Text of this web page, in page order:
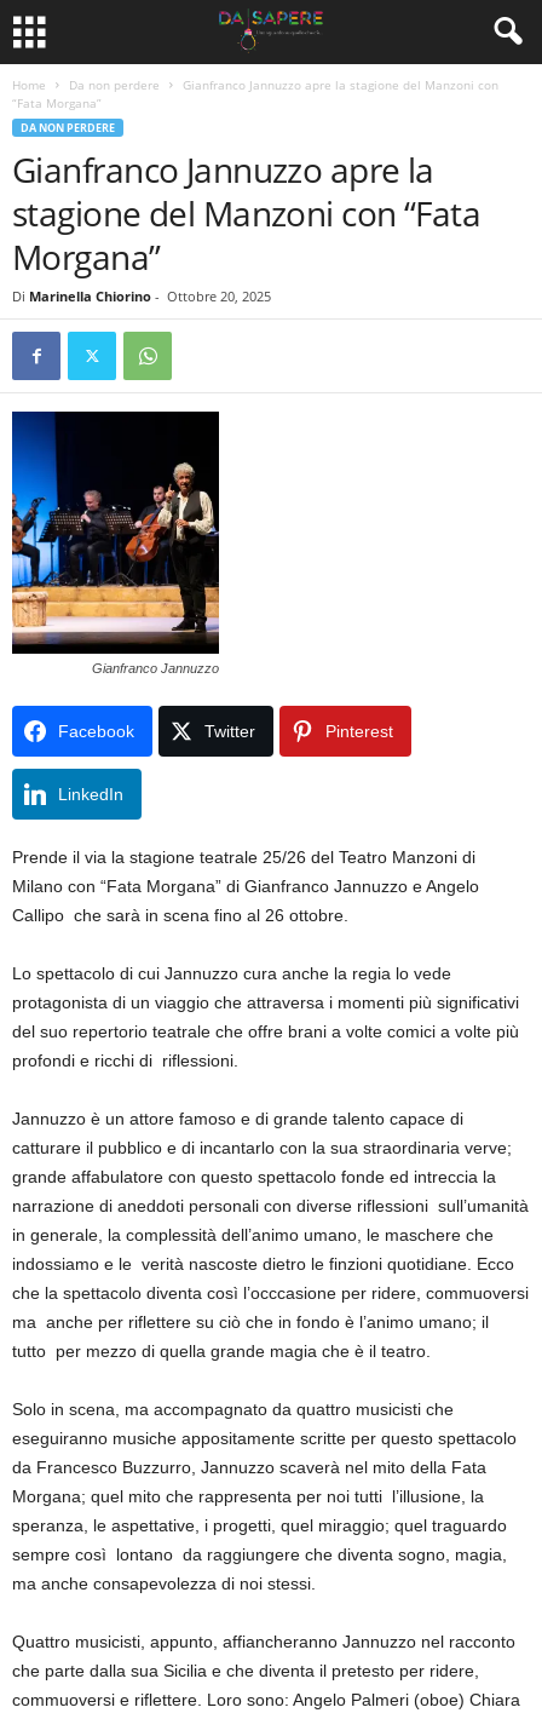
Home Da non perdere
Gianfranco Jannuzzo apre la stagione del Manzoni con
“Fata Morgana”
DA NON PERDERE
Gianfranco Jannuzzo apre la
stagione del Manzoni con “Fata
Morgana”
Di Marinella Chiorino - Ottobre 20, 2025
Gianfranco Jannuzzo
Facebook Twitter Pinterest
LinkedIn
Prende il via la stagione teatrale 25/26 del Teatro Manzoni di
Milano con “Fata Morgana” di Gianfranco Jannuzzo e Angelo
Callipo che sarà in scena fino al 26 ottobre.
Lo spettacolo di cui Jannuzzo cura anche la regia lo vede
protagonista di un viaggio che attraversa i momenti più significativi
del suo repertorio teatrale che offre brani a volte comici a volte più
profondi e ricchi di riflessioni.
Jannuzzo è un attore famoso e di grande talento capace di
catturare il pubblico e di incantarlo con la sua straordinaria verve;
grande affabulatore con questo spettacolo fonde ed intreccia la
narrazione di aneddoti personali con diverse riflessioni sull’umanità
in generale, la complessità dell’animo umano, le maschere che
indossiamo e le verità nascoste dietro le finzioni quotidiane. Ecco
che la spettacolo diventa così l’occcasione per ridere, commuoversi
ma anche per riflettere su ciò che in fondo è l’animo umano; il
tutto per mezzo di quella grande magia che è il teatro.
Solo in scena, ma accompagnato da quattro musicisti che
eseguiranno musiche appositamente scritte per questo spettacolo
da Francesco Buzzurro, Jannuzzo scaverà nel mito della Fata
Morgana; quel mito che rappresenta per noi tutti l’illusione, la
speranza, le aspettative, i progetti, quel miraggio; quel traguardo
sempre così lontano da raggiungere che diventa sogno, magia,
ma anche consapevolezza di noi stessi.
Quattro musicisti, appunto, affiancheranno Jannuzzo nel racconto
che parte dalla sua Sicilia e che diventa il pretesto per ridere,
commuoversi e riflettere. Loro sono: Angelo Palmeri (oboe) Chiara